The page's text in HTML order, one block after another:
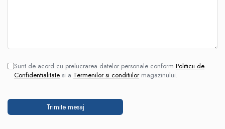
Sunt de acord cu prelucrarea datelor personale conform Politicii de
Confidentialitate si a Termenilor si conditiilormagazinului.